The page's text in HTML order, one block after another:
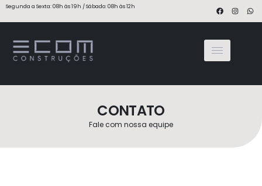
Segunda a Sexta: 08h às 19h / Sábado: 08h às 12h
CONTATO
Fale com nossa equipe